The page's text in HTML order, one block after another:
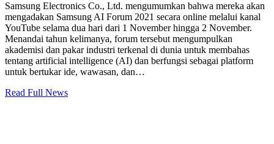
Samsung Electronics Co., Ltd. mengumumkan bahwa mereka akan
mengadakan Samsung AI Forum 2021 secara online melalui kanal
YouTube selama dua hari dari 1 November hingga 2 November.
Menandai tahun kelimanya, forum tersebut mengumpulkan
akademisi dan pakar industri terkenal di dunia untuk membahas
tentang artificial intelligence (AI) dan berfungsi sebagai platform
untuk bertukar ide, wawasan, dan…
Read Full News